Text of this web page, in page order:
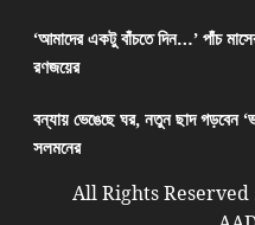
‘আমাদের একটু বাঁচতে দিন…’ পাঁচ
রণজয়ের
বন্যায় ভেঙেছে ঘর, নতুন ছাদ গড়বেন
সলমনের
All Rights Reserved